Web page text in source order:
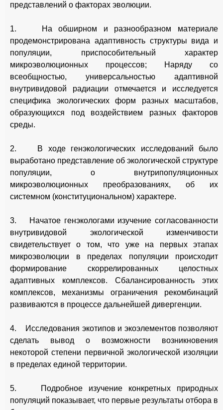
представлений о факторах эволюции.
1. На обширном и разнообразном материале
продемонстрирована адаптивность структуры вида и
популяции, приспособительный характер
микроэволюционных процессов; Наряду со
всеобщностью, универсальностью адаптивной
внутривидовой радиации отмечается и исследуется
специфика экологических форм разных масштабов,
образующихся под воздействием разных факторов
среды.
2. В ходе генэкологических исследований было
выработано представление об экологической структуре
популяции, о внутрипопуляционных
микроэволюционных преобразованиях, об их
системном (конституциональном) характере.
3. Начатое генэкологами изучение согласованности
внутривидовой экологической изменчивости
свидетельствует о том, что уже на первых этапах
микроэволюции в пределах популяции происходит
формирование скоррелированных целостных
адаптивных комплексов. Сбалансированность этих
комплексов, механизмы ограничения рекомбинаций
развиваются в процессе дальнейшей дивергенции.
4. Исследования экотипов и экоэлементов позволяют
сделать вывод о возможности возникновения
некоторой степени первичной экологической изоляции
в пределах единой территории.
5. Подробное изучение конкретных природных
популяций показывает, что первые результаты отбора в